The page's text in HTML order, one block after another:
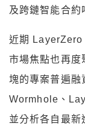
及跨鏈智能合約
近期 LayerZero
市場焦點也再度
塊的專案普遍融
Wormhole、
並分析各自最新